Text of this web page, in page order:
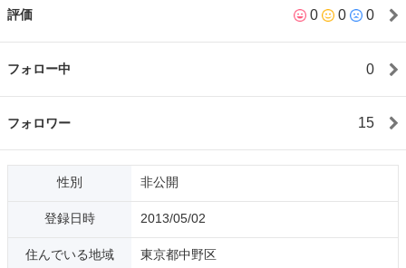
評価 0 0 0
フォロー中 0
フォロワー 15
性別 非公開
登録日時 2013/05/02
住んでいる地域 東京都中野区